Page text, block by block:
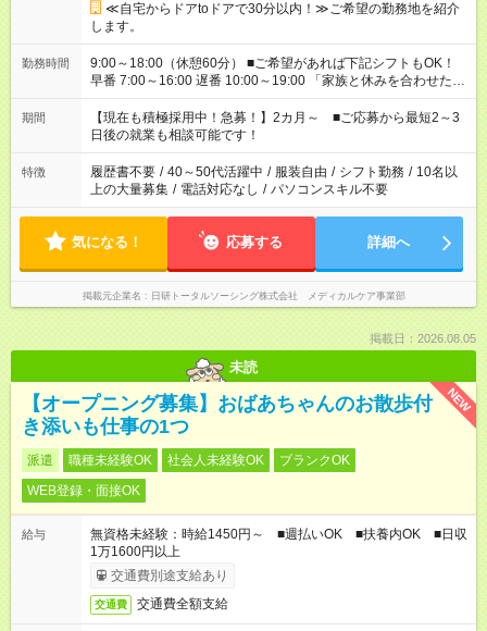
≪自宅からドアtoドアで30分以内！≫ご希望の勤務地を紹介
します。
勤務時間
9:00～18:00（休憩60分） ■ご希望があれば下記シフトもOK！
早番 7:00～16:00 遅番 10:00～19:00 「家族と休みを合わせた
い」 「余裕を持って夕飯の準備がしたい」 「できれば残業はし
たくない」 など、ご希望を教えてくださいね。 ※Wワーク希望
の方へ 今ご覧のお仕事で希望する勤務時間と、もう1つのお仕事
の勤務時間。 合計で週40時間を超える場合は応募できません。
期間
【現在も積極採用中！急募！】2カ月～ ■ご応募から最短2～3
日後の就業も相談可能です！
特徴 履歴書不要 / 40～50代活躍中 / 服装自由 / シフト勤務 / 10名以
上の大量募集 / 電話対応なし / パソコンスキル不要
気になる！ 応募する 詳細へ
掲載元企業名 日研トータルソーシング株式会社 メディカルケア事業部
掲載日：2026.08.05
未読
NEW
【オープニング募集】おばあちゃんのお散歩付
き添いも仕事の1つ
派遣 職種未経験OK 社会人未経験OK
ブランクOK
WEB登録・面接OK
給与
無資格未経験：時給1450円～ ■週払いOK ■扶養内OK ■日収
1万1600円以上
交通費別途支給あり
交通費 交通費全額支給